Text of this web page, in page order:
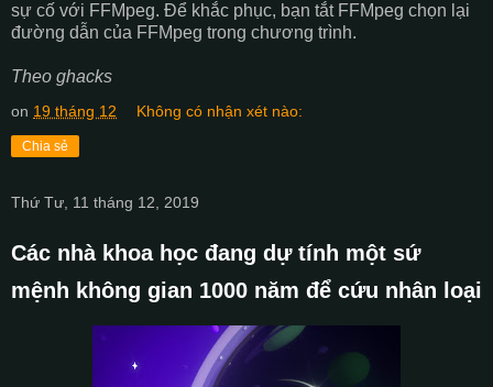
sự cố với FFMpeg. Để khắc phục, bạn tắt FFMpeg chọn lại
đường dẫn của FFMpeg trong chương trình.
Theo ghacks
on 19 tháng 12 Không có nhận xét nào:
Chia sẻ
Thứ Tư, 11 tháng 12, 2019
Các nhà khoa học đang dự tính một sứ
mệnh không gian 1000 năm để cứu nhân loại